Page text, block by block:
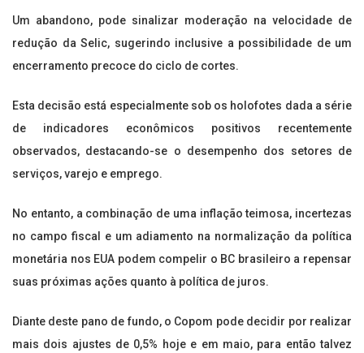
Um abandono, pode sinalizar moderação na velocidade de
redução da Selic, sugerindo inclusive a possibilidade de um
encerramento precoce do ciclo de cortes.
Esta decisão está especialmente sob os holofotes dada a série
de indicadores econômicos positivos recentemente
observados, destacando-se o desempenho dos setores de
serviços, varejo e emprego.
No entanto, a combinação de uma inflação teimosa, incertezas
no campo fiscal e um adiamento na normalização da política
monetária nos EUA podem compelir o BC brasileiro a repensar
suas próximas ações quanto à política de juros.
Diante deste pano de fundo, o Copom pode decidir por realizar
mais dois ajustes de 0,5% hoje e em maio, para então talvez